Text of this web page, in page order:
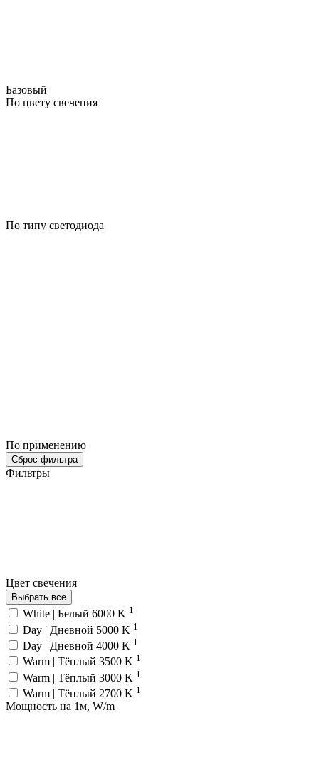
Базовый
По цвету свечения
По типу светодиода
По применению
Сброс фильтра
Фильтры
Цвет свечения
Выбрать все
White | Белый 6000 K 1
Day | Дневной 5000 K 1
Day | Дневной 4000 K 1
Warm | Тёплый 3500 K 1
Warm | Тёплый 3000 K 1
Warm | Тёплый 2700 K 1
Мощность на 1м, W/m